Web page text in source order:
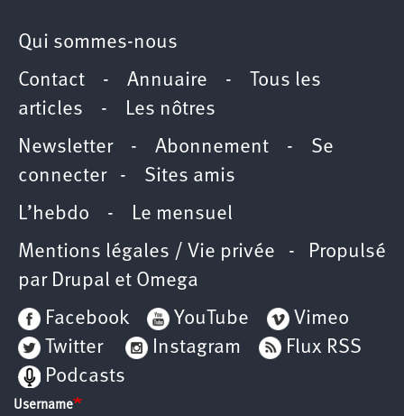
Qui sommes-nous
Contact - Annuaire -
Tous les
articles - Les nôtres
Newsletter- Abonnement - Se
connecter- Sites amis
L’hebdo - Le mensuel
Mentions légales / Vie privée - Propulsé
par Drupal et Omega
Facebook
YouTube
Vimeo
Twitter
Instagram
Flux RSS
Podcasts
Username